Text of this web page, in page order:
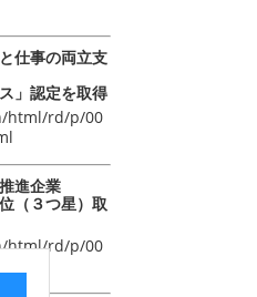
仕事の両立支
」認定を取得
html/rd/p/00
進企業
（３つ星）取
html/rd/p/00